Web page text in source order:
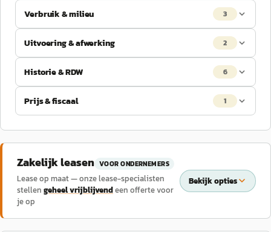
Verbruik & milieu 3
Uitvoering & afwerking 2
Historie & RDW 6
Prijs & fiscaal 1
Zakelijk leasen VOOR ONDERNEMERS
Lease op maat — onze lease-specialisten
stellen geheel vrijblijvendeen offerte voor
je op
Bekijk opties